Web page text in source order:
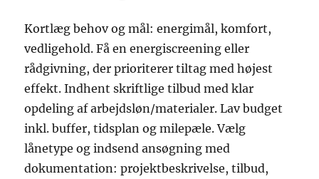
Kortlæg behov og mål: energimål, komfort,
vedligehold. Få en energiscreening eller
rådgivning, der prioriterer tiltag med højest
effekt. Indhent skriftlige tilbud med klar
opdeling af arbejdsløn/materialer. Lav budget
inkl. buffer, tidsplan og milepæle. Vælg
lånetype og indsend ansøgning med
dokumentation: projektbeskrivelse, tilbud,